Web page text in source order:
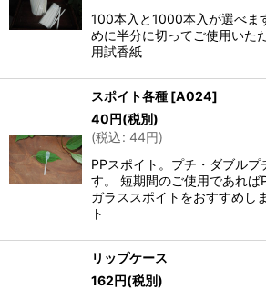
100本入と1000本入が選べま
めに半分に切ってご使用いた
用試香紙
スポイト各種 [A024]
40円(税別)
(税込: 44円)
PPスポイト。プチ・ダブルプ
す。 短期間のご使用であれば
ガラススポイトをおすすめし
ト
リップケース
162円(税別)